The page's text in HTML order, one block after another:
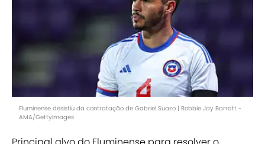
Fluminense desistiu da contratação de Gabriel Suazo | Robbie Jay Barratt -
AMA/GettyImages